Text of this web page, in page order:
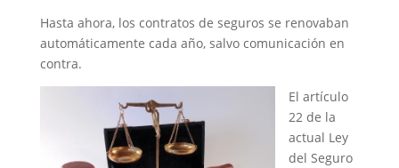
Hasta ahora, los contratos de seguros se renovaban
automáticamente cada año, salvo comunicación en
contra.
El artículo
22 de la
actual Ley
del Seguro